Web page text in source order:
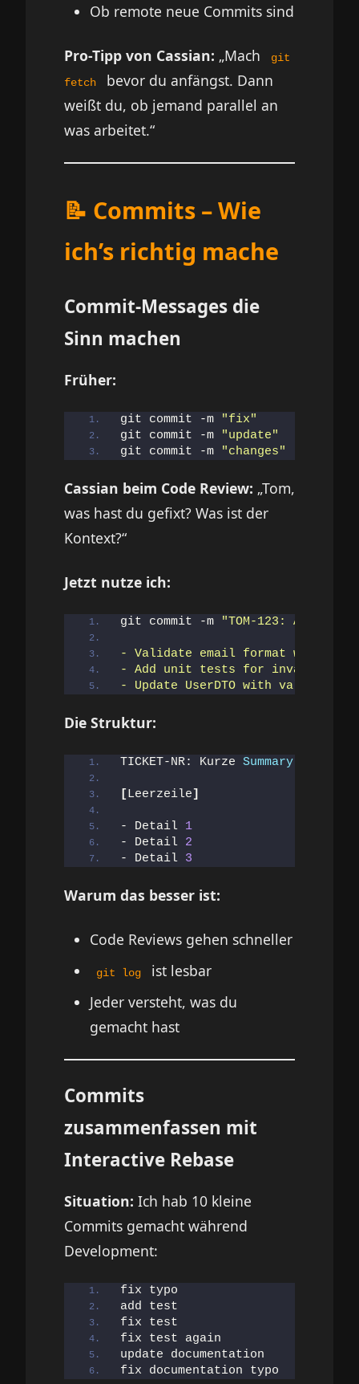
Ob remote neue Commits sind
Pro-Tipp von Cassian: „Mach
git
fetch
bevor du anfängst. Dann
weißt du, ob jemand parallel an
was arbeitet.“
📝 Commits – Wie
ich’s richtig mache
Commit-Messages die
Sinn machen
Früher:
git commit -m
"fix"
git commit -m
"update"
git commit -m
"changes"
Cassian beim Code Review: „Tom,
was hast du gefixt? Was ist der
Kontext?“
Jetzt nutze ich:
git commit -m "TOM-123: Add
- Validate email format with
- Add unit tests for invalid
- Update UserDTO with validation
Die Struktur:
TICKET-NR: Kurze Summary
[Leerzeile]
- Detail 1
- Detail 2
- Detail 3
Warum das besser ist:
Code Reviews gehen schneller
git log
ist lesbar
Jeder versteht, was du
gemacht hast
Commits
zusammenfassen mit
Interactive Rebase
Situation: Ich hab 10 kleine
Commits gemacht während
Development:
fix typo
add test
fix test
fix test again
update documentation
fix documentation typo